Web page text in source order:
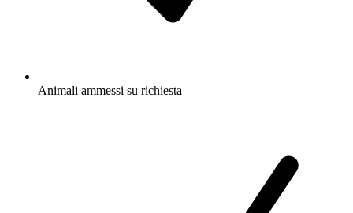
Animali ammessi su richiesta